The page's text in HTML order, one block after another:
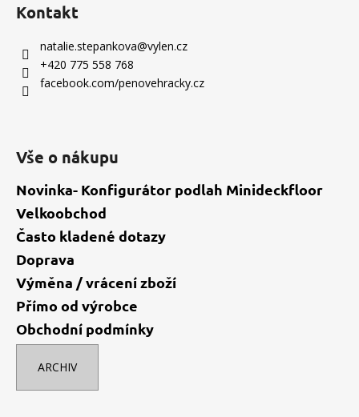
Kontakt
natalie.stepankova@vylen.cz
+420 775 558 768
facebook.com/penovehracky.cz
Vše o nákupu
Novinka- Konfigurátor podlah Minideckfloor
Velkoobchod
Často kladené dotazy
Doprava
Výměna / vrácení zboží
Přímo od výrobce
Obchodní podmínky
ARCHIV